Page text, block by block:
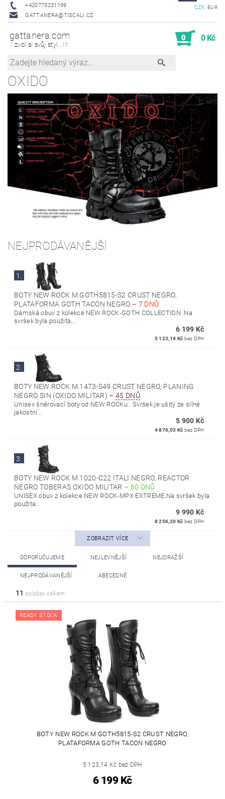
+420775231199
GATTANERA@TISCALI.CZ
CZK EUR
gattanera.com
...zvol si svůj styl...!!!
0 0 Kč
OXIDO
NEJPRODÁVANĚJŠÍ
1.
BOTY NEW ROCK M.GOTH5815-S2 CRUST NEGRO,
PLATAFORMA GOTH TACON NEGRO – 7 DNŮ
Dámská obuv z kolekce NEW ROCK-GOTH COLLECTION .Na
svršek byla použita...
6 199 Kč
5 123,14 Kč bez DPH
2.
BOTY NEW ROCK M.1473-S49 CRUST NEGRO, PLANING
NEGRO SIN (OXIDO MILITAR) –45 DNŮ
Unisex šněrovací boty od NEW ROCKu . Svršek je ušitý ze silné
jakostní...
5 900 Kč
4 876,03 Kč bez DPH
3.
BOTY NEW ROCK M.1020-C22 ITALI NEGRO, REACTOR
NEGRO TOBERAS OXIDO MILITAR – 60 DNŮ
UNISEX obuv z kolekce NEW ROCK-MPX EXTREME.Na svršek byla
použita...
9 990 Kč
8 256,20 Kč bez DPH
ZOBRAZIT VÍCE
DOPORUČUJEME NEJLEVNĚJŠÍ NEJDRAŽŠÍ
NEJPRODÁVANĚJŠÍ ABECEDNĚ
11 položek celkem
READY STOCK
BOTY NEW ROCK M.GOTH5815-S2 CRUST NEGRO,
PLATAFORMA GOTH TACON NEGRO
5 123,14 Kč bez DPH
6 199 Kč